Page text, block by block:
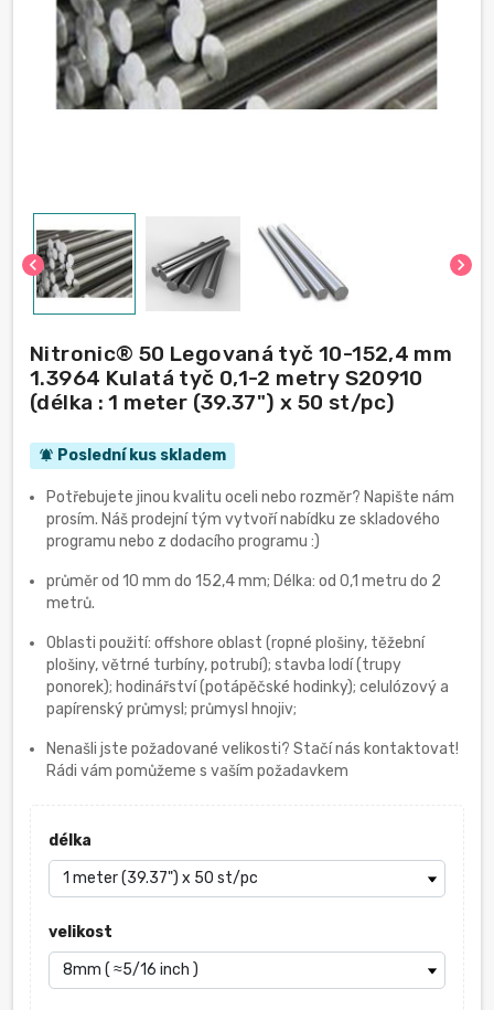
chevron_left chevron_right
Nitronic® 50 Legovaná tyč 10-152,4 mm
1.3964 Kulatá tyč 0,1-2 metry S20910
(délka : 1 meter (39.37") x 50 st/pc)
notifications_active Poslední kus skladem
Potřebujete jinou kvalitu oceli nebo rozměr? Napište nám
prosím. Náš prodejní tým vytvoří nabídku ze skladového
programu nebo z dodacího programu :)
průměr od 10 mm do 152,4 mm; Délka: od 0,1 metru do 2
metrů.
Oblasti použití: offshore oblast (ropné plošiny, těžební
plošiny, větrné turbíny, potrubí); stavba lodí (trupy
ponorek); hodinářství (potápěčské hodinky); celulózový a
papírenský průmysl; průmysl hnojiv;
Nenašli jste požadované velikosti? Stačí nás kontaktovat!
Rádi vám pomůžeme s vaším požadavkem
délka
velikost